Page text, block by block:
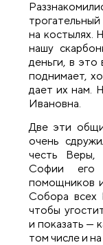
на костылях.
нашу
деньги, в
поднимает,
дает их нам.
Ивановна.
Две эти
очень
честь
Софии его
помощников
Собора всех
чтобы
и показать —
том числе и